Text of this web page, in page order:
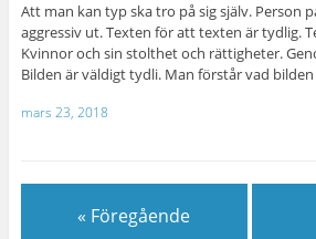
Att man kan typ ska tro på sig själv. Person
aggressiv ut. Texten för att texten är tydlig.
Kvinnor och sin stolthet och rättigheter.
Bilden är väldigt tydli. Man förstår vad
mars 23, 2018
« Föregående